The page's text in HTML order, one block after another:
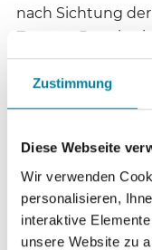
Zustimmung
Diese Webseite
Wir verwenden
personalisieren,
interaktive
unsere Website zu
nach Sichtung
Zeugen-Regel
verankert ist. Das
Studienausgabe
gingen die
ehemaligen
Hunderte von